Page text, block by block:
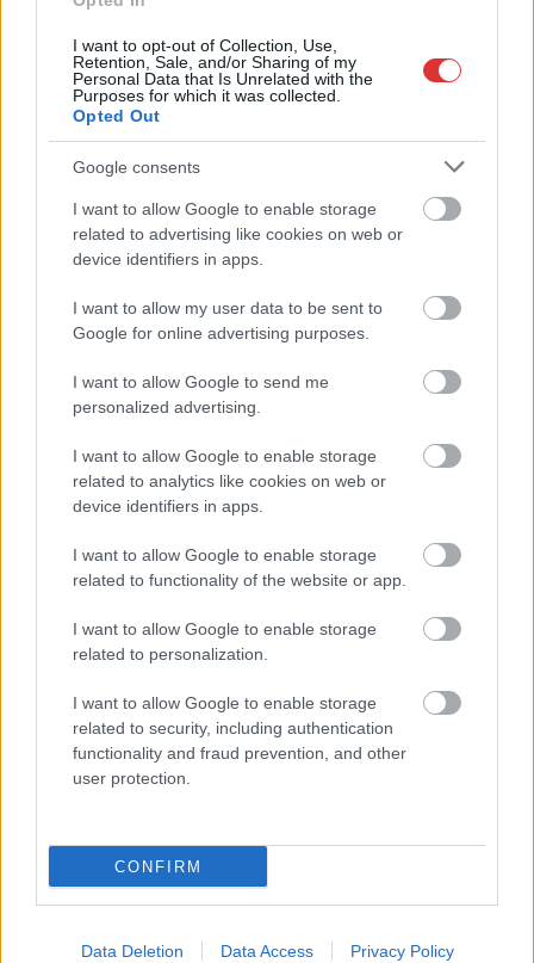
I want to opt-out of Collection, Use,
Retention, Sale, and/or Sharing of my
Personal Data that Is Unrelated with the
Purposes for which it was collected.
Opted Out
Google consents
I want to allow Google to enable storage
related to advertising like cookies on web or
device identifiers in apps.
I want to allow my user data to be sent to
Google for online advertising purposes.
I want to allow Google to send me
personalized advertising.
I want to allow Google to enable storage
related to analytics like cookies on web or
device identifiers in apps.
I want to allow Google to enable storage
related to functionality of the website or app.
I want to allow Google to enable storage
related to personalization.
I want to allow Google to enable storage
related to security, including authentication
functionality and fraud prevention, and other
user protection.
CONFIRM
Data Deletion Data Access Privacy Policy
megint visszatér a forróság, újra rekkenő hőség jön, akár 38
fokokkal
Közzétették a szakértői állásfoglalást, a Fiumei úti fák
többsége szakszerűen már nem ápolható
A MÚOSZ sajtódíjának második helyét nyerte el a Borsod24 és
a Paraméter közös riportfilmje a Sajó szennyezéséről
Tánccal, zeneszóval és vásárral telik meg Jászberény, indul a
Csángó Fesztivál
Meghosszabbított hőségriasztás és vízkorlátozások, a
Átszervezi működését az osztrák óriáscég, Szolnok is érintett
Tragédiába torkollott a segítségnyújtás elmulasztása, három
kisújszállási lakos ellen emeltek vádat
Hatalmas lángok csaptak fel Szolnokon
Vízitraffipax a Tisza-tavon: mostantól senki sem úszhatja meg
a száguldozást
Szolnokra is megérkezik a nyár eddigi legkeményebb napja
hőség, a vízhiány és az áramtakarékosság miatt
A NER kihúzta a talajt az Új Néplap alól is, immáron csak
hetilapként jelenik meg – végképp vége a nyomtatott
Elérhetőség
Adatkezelési tájékoztató